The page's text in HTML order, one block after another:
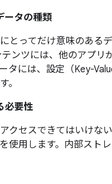
ータの種類
とってだけ意味のある
ンツには、他のアプリ
タには、設定（Key-
。
必要性
クセスできてはいけな
使用します。内部スト